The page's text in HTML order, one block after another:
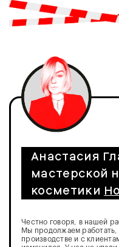
Анастасия
мастерской
косметики
Честно говоря, в нашей
Мы продолжаем работать,
производстве и с